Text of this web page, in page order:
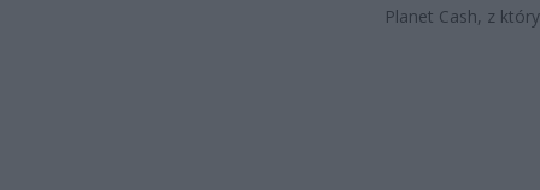
Planet Cash, z